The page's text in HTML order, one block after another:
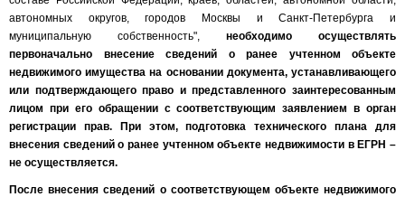
автономных округов, городов Москвы и Санкт-Петербурга и
муниципальную собственность", необходимо осуществлять
первоначально внесение сведений о ранее учтенном объекте
недвижимого имущества на основании документа, устанавливающего
или подтверждающего право и представленного заинтересованным
лицом при его обращении с соответствующим заявлением в орган
регистрации прав. При этом, подготовка технического плана для
внесения сведений о ранее учтенном объекте недвижимости в ЕГРН –
не осуществляется.
После внесения сведений о соответствующем объекте недвижимого